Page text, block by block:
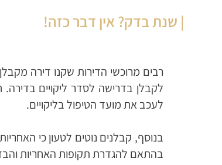
| שנת בדק? אין דבר כזה!
רבים מרוכשי הדירות שקנו דירה
לקבלן בדרישה לסדר ליקויים בדירה.
לעכב את מועד הטיפול בליקויים.
בנוסף, קבלנים נוטים לטעון כי
בהתאם להגדרת תקופות האחריות